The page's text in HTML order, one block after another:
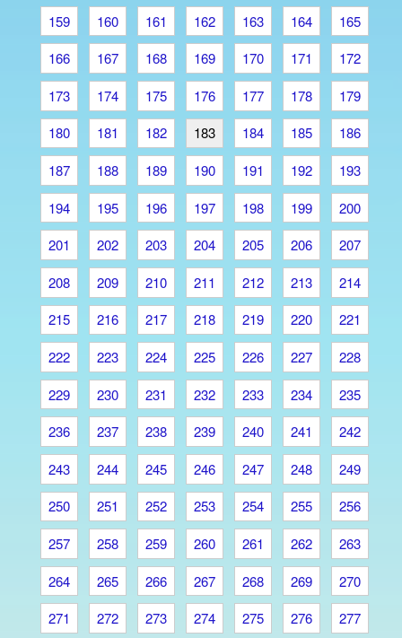
159
160 161 162 163 164
165
166
167 168 169 170 171
172
173
174 175 176 177 178
179
180
181 182 183 184 185
186
187
188 189 190 191 192
193
194
195 196 197 198 199
200
201
202 203 204 205 206
207
208
209 210 211 212 213
214
215
216 217 218 219 220
221
222
223 224 225 226 227
228
229
230 231 232 233 234
235
236
237 238 239 240 241
242
243
244 245 246 247 248
249
250
251 252 253 254 255
256
257
258 259 260 261 262
263
264
265 266 267 268 269
270
271
272 273 274 275 276 277